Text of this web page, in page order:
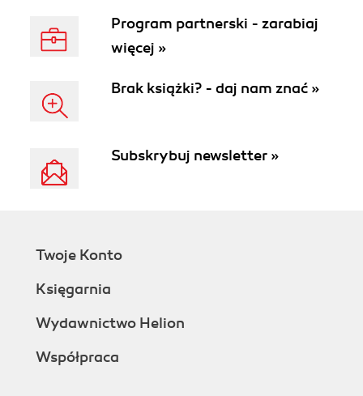
Program partnerski - zarabiaj
więcej »
Brak książki? - daj nam znać »
Subskrybuj newsletter »
Twoje Konto
Księgarnia
Wydawnictwo Helion
Współpraca